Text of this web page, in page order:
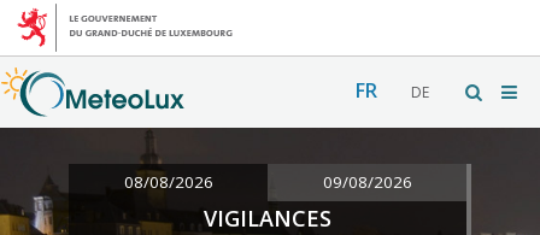
FR DE
08/08/2026 09/08/2026
VIGILANCES